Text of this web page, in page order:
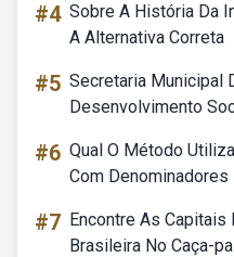
#4 Sobre A História Da
A Alternativa Correta
#5 Secretaria Municipal
Desenvolvimento
#6 Qual O Método
Com
#7 Encontre As Capitais
Brasileira No Caça-